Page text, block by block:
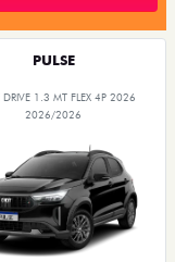
PULSE
DRIVE 1.3 MT FLEX 4P 2026
2026/2026